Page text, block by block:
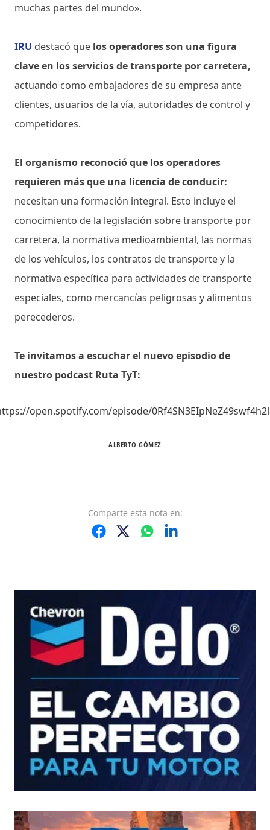
muchas partes del mundo».
IRU destacó que los operadores son una figura
clave en los servicios de transporte por carretera,
actuando como embajadores de su empresa ante
clientes, usuarios de la vía, autoridades de control y
competidores.
El organismo reconoció que los operadores
requieren más que una licencia de conducir:
necesitan una formación integral. Esto incluye el
conocimiento de la legislación sobre transporte por
carretera, la normativa medioambiental, las normas
de los vehículos, los contratos de transporte y la
normativa específica para actividades de transporte
especiales, como mercancías peligrosas y alimentos
perecederos.
Te invitamos a escuchar el nuevo episodio de
nuestro podcast Ruta TyT:
open.spotify.com/episode/
ALBERTO GÓMEZ
Comparte esta nota en: